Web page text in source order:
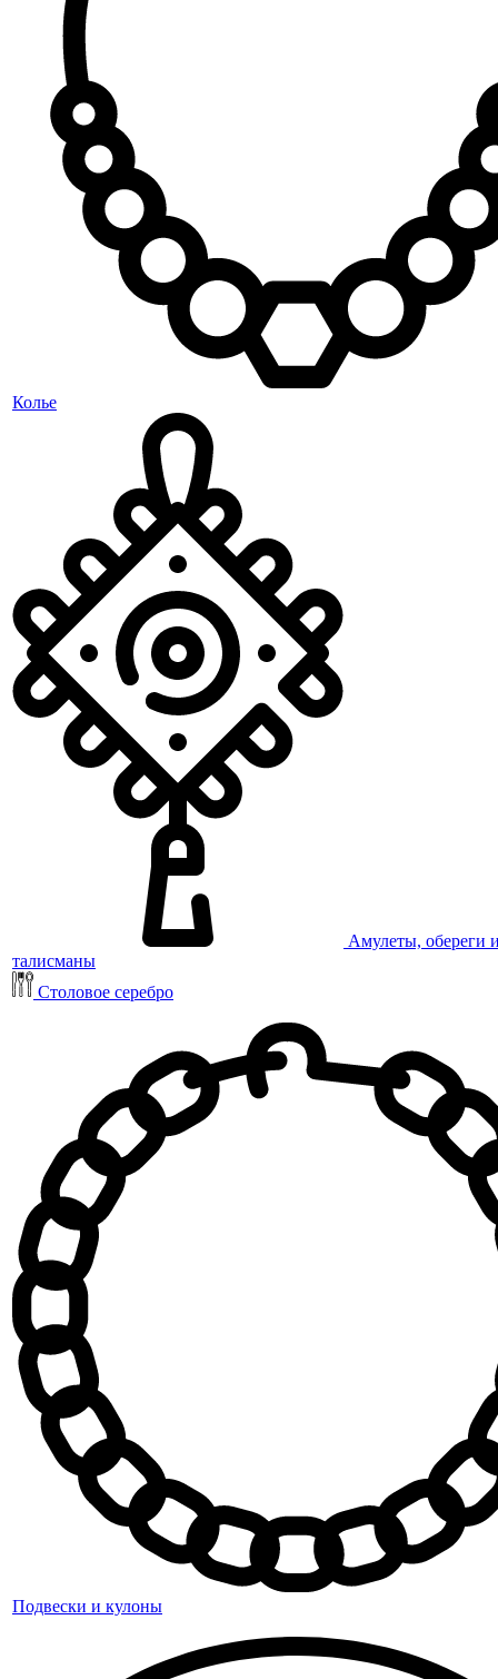
Колье
Амулеты, обереги
талисманы
Столовое серебро
Подвески и кулоны